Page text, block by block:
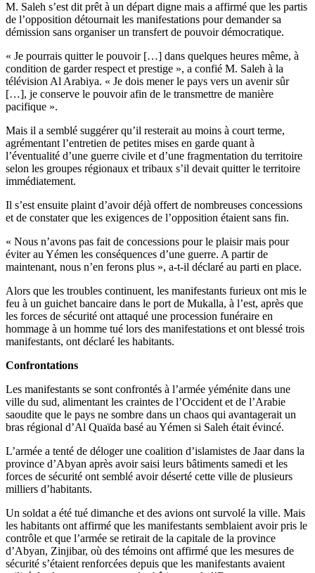
M. Saleh s’est dit prêt à un départ digne mais a affirmé que les partis
de l’opposition détournait les manifestations pour demander sa
démission sans organiser un transfert de pouvoir démocratique.
« Je pourrais quitter le pouvoir […] dans quelques heures même, à
condition de garder respect et prestige », a confié M. Saleh à la
télévision Al Arabiya. « Je dois mener le pays vers un avenir sûr
[…], je conserve le pouvoir afin de le transmettre de manière
pacifique ».
Mais il a semblé suggérer qu’il resterait au moins à court terme,
agrémentant l’entretien de petites mises en garde quant à
l’éventualité d’une guerre civile et d’une fragmentation du territoire
selon les groupes régionaux et tribaux s’il devait quitter le territoire
immédiatement.
Il s’est ensuite plaint d’avoir déjà offert de nombreuses concessions
et de constater que les exigences de l’opposition étaient sans fin.
« Nous n’avons pas fait de concessions pour le plaisir mais pour
éviter au Yémen les conséquences d’une guerre. A partir de
maintenant, nous n’en ferons plus », a-t-il déclaré au parti en place.
Alors que les troubles continuent, les manifestants furieux ont mis le
feu à un guichet bancaire dans le port de Mukalla, à l’est, après que
les forces de sécurité ont attaqué une procession funéraire en
hommage à un homme tué lors des manifestations et ont blessé trois
manifestants, ont déclaré les habitants.
Confrontations
Les manifestants se sont confrontés à l’armée yéménite dans une
ville du sud, alimentant les craintes de l’Occident et de l’Arabie
saoudite que le pays ne sombre dans un chaos qui avantagerait un
bras régional d’Al Quaïda basé au Yémen si Saleh était évincé.
L’armée a tenté de déloger une coalition d’islamistes de Jaar dans la
province d’Abyan après avoir saisi leurs bâtiments samedi et les
forces de sécurité ont semblé avoir déserté cette ville de plusieurs
milliers d’habitants.
Un soldat a été tué dimanche et des avions ont survolé la ville. Mais
les habitants ont affirmé que les manifestants semblaient avoir pris le
contrôle et que l’armée se retirait de la capitale de la province
d’Abyan, Zinjibar, où des témoins ont affirmé que les mesures de
sécurité s’étaient renforcées depuis que les manifestants avaient